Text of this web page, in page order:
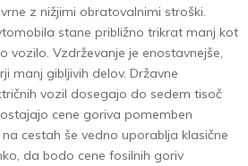
z nižjimi obratovalnimi stroški.
stane približno trikrat manj kot
vozilo. Vzdrževanje je enostavnejše,
manj gibljivih delov. Državne
vozil dosegajo do sedem tisoč
cene goriva pomemben
cestah še vedno uporablja klasične
da bodo cene fosilnih goriv